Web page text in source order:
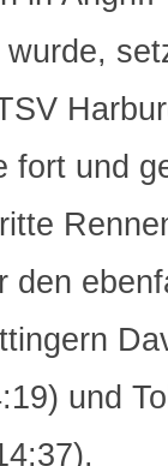
fort und
den
und